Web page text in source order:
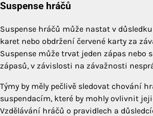
Suspense hráčů
Suspense hráčů může nastat v
karet nebo obdržení červené karty za
Suspense může trvat jeden zápas nebo
zápasů, v závislosti na závažnosti
Týmy by měly pečlivě sledovat chování
suspendacím, které by mohly ovlivnit
Vzdělávání hráčů o pravidlech a